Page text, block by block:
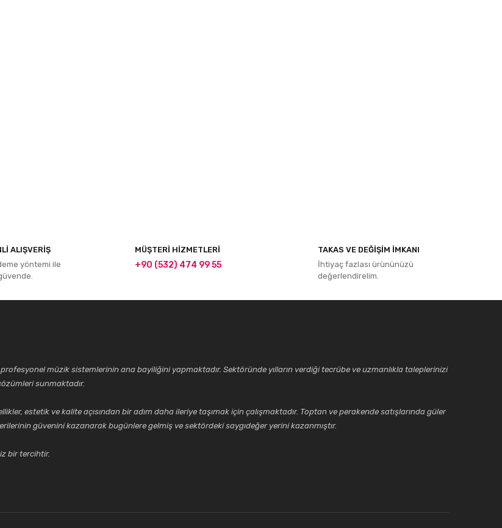
ALIŞVERİŞ
yöntemi ile
MÜŞTERİ HİZMETLERİ
+90 (532) 474 99 55
TAKAS VE DEĞİŞİM İMKANI
İhtiyaç fazlası ürününüzü
değerlendirelim.
müzik sistemlerinin ana bayiliğini yapmaktadır. Sektöründe yılların verdiği tecrübe ve uzmanlıkla taleplerinizi
sunmaktadır.
estetik ve kalite açısından bir adım daha ileriye taşımak için çalışmaktadır. Toptan ve perakende satışlarında güler
güvenini kazanarak bugünlere gelmiş ve sektördeki saygıdeğer yerini kazanmıştır.
bir tercihtir.